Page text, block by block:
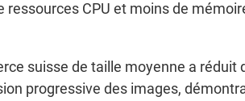
CPU et moins de
suisse de taille moyenne a réduit
progressive des images,